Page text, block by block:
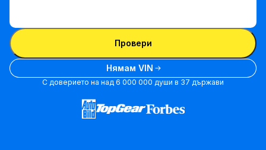
Въведи VIN
Провери
Нямам VIN
С доверието на над 6 000 000 души в 37 държави